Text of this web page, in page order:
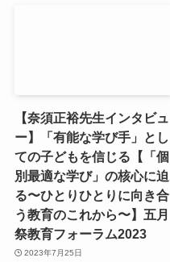
【奈須正裕先生インタビュ
ー】「有能な学び手」とし
ての子どもを信じる【「個
別最適な学び」の核心に迫
る〜ひとりひとりに向き合
う教育のこれから〜】五月
祭教育フォーラム2023
2023年7月25日